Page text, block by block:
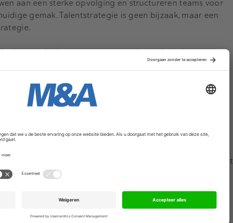
aan een sterke opvolging en structureren teams voor
gemak. Talentstrategie is geen bijzaak, maar een
kwartaal talentreviews uit met de raad van bestuur,
potentieel, vertrekrisico en opvolgingsklaarheid.
financiële risico’s. De vraag die deze CEO’s zich
bedrijf dat we willen worden?"
prioriteiten
de beste CEO’s lasergericht. Ze weerstaan de
concentreren zich op drie tot vijf ‘big rocks’ die écht het
kapitaal voor wat ertoe doet.
dat ik heb gezien en dat niet goed presteerde, had te